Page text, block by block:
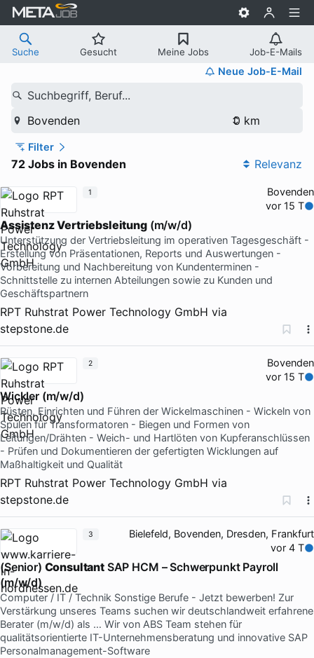
Suche Gesucht Meine Jobs Job-E-Mails
Neue Job-E-Mail
Suchbegriff, Beruf...
Bovenden
Filter
72 Jobs in Bovenden Relevanz
Bovenden
vor 15 T
AssistenzVertriebsleitung(m/w/d)
Unterstützung der Vertriebsleitung im operativen Tagesgeschäft -
Erstellung von Präsentationen, Reports und Auswertungen -
Vorbereitung und Nachbereitung von Kundenterminen -
Schnittstelle zu internen Abteilungen sowie zu Kunden und
Geschäftspartnern
RPT Ruhstrat Power Technology GmbH via
stepstone.de
1
Bovenden
vor 15 T
Wickler (m/w/d)
Rüsten, Einrichten und Führen der Wickelmaschinen - Wickeln von
Spulen für Transformatoren - Biegen und Formen von
Leitungen/Drähten - Weich- und Hartlöten von Kupferanschlüssen
- Prüfen und Dokumentieren der gefertigten Wicklungen auf
Maßhaltigkeit und Qualität
RPT Ruhstrat Power Technology GmbH via
stepstone.de
2
Bielefeld, Bovenden, Dresden, Frankfurt
vor 4 T
(Senior) ConsultantSAP HCM – Schwerpunkt Payroll
(m/w/d)
Computer / IT / Technik Sonstige Berufe - Jetzt bewerben! Zur
Verstärkung unseres Teams suchen wir deutschlandweit erfahrene
Berater (m/w/d) als … Wir von ABS Team stehen für
qualitätsorientierte IT-Unternehmensberatung und innovative SAP
Personalmanagement-Software
3